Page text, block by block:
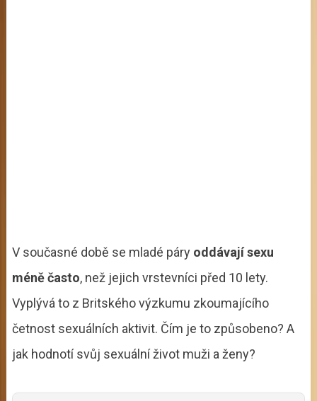
V současné době se mladé páry oddávají sexu
méně často, než jejich vrstevníci před 10 lety.
Vyplývá to z Britského výzkumu zkoumajícího
četnost sexuálních aktivit. Čím je to způsobeno? A
jak hodnotí svůj sexuální život muži a ženy?